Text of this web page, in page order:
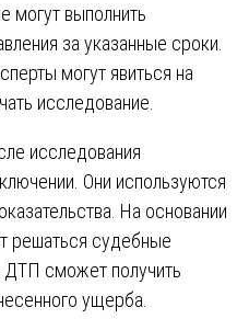
могут выполнить
за указанные сроки.
могут явиться на
исследование.
исследования
Они используются
На основании
решаться судебные
сможет получить
ущерба.